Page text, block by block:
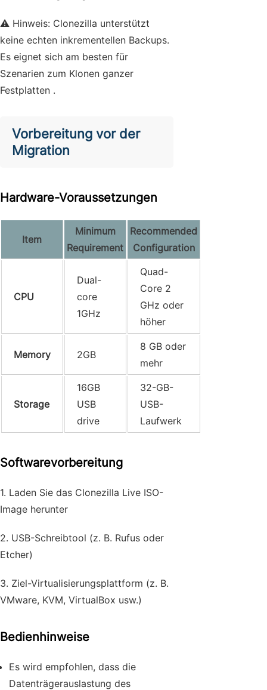
⚠️ Hinweis: Clonezilla unterstützt
keine echten inkrementellen Backups.
Es eignet sich am besten für
Szenarien zum Klonen ganzer
Festplatten .
Vorbereitung vor der
Migration
Hardware-Voraussetzungen
Item
Minimum
Requirement
Recommended
Configuration
CPU
Dual-
core
1GHz
Quad-
Core 2
GHz oder
höher
Memory 2GB
8 GB oder
mehr
Storage
16GB
USB
drive
32-GB-
USB-
Laufwerk
Softwarevorbereitung
1. Laden Sie das Clonezilla Live ISO-
Image herunter
2. USB-Schreibtool (z. B. Rufus oder
Etcher)
3. Ziel-Virtualisierungsplattform (z. B.
VMware, KVM, VirtualBox usw.)
Bedienhinweise
Es wird empfohlen, dass die
Datenträgerauslastung des